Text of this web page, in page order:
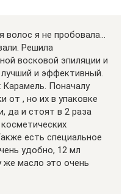
волос я не пробовала…
Решила
восковой эпиляции и
и эффективный.
Карамель. Поначалу
от , но их в упаковке
да и стоят в 2 раза
есть специальное
удобно, 12 мл
же масло это очень